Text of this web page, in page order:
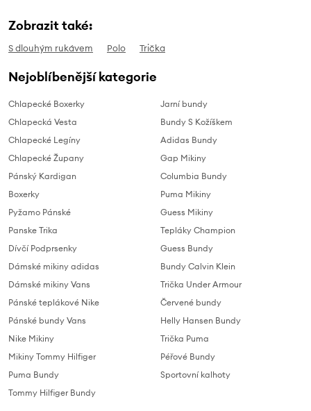
Zobrazit také:
S dlouhým rukávem Polo Trička
Nejoblíbenější kategorie
Chlapecké Boxerky
Chlapecká Vesta
Chlapecké Legíny
Chlapecké Župany
Pánský Kardigan
Boxerky
Pyžamo Pánské
Panske Trika
Dívčí Podprsenky
Dámské mikiny adidas
Dámské mikiny Vans
Pánské teplákové Nike
Pánské bundy Vans
Nike Mikiny
Mikiny Tommy Hilfiger
Puma Bundy
Tommy Hilfiger Bundy
Jarní bundy
Bundy S Kožíškem
Adidas Bundy
Gap Mikiny
Columbia Bundy
Puma Mikiny
Guess Mikiny
Tepláky Champion
Guess Bundy
Bundy Calvin Klein
Trička Under Armour
Červené bundy
Helly Hansen Bundy
Trička Puma
Péřové Bundy
Sportovní kalhoty